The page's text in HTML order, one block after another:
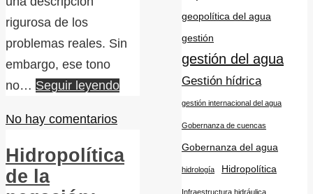
rigurosa de los
problemas reales. Sin
embargo, ese tono
no… Seguir leyendo
No hay comentarios
Hidropolítica
de la
geopolítica del agua
gestión
gestión del agua
Gestión hídrica
gestión internacional del agua
Gobernanza de cuencas
Gobernanza del agua
hidrología Hidropolítica
Infraestructura hidráulica